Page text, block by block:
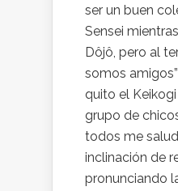
ser un buen
Sensei
Dôjô, pero al
somos
quito el
grupo de
todos me
inclinación de
pronunciando